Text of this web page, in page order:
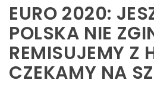
EURO 2020:
POLSKA NIE
REMISUJEMY Z
CZEKAMY NA